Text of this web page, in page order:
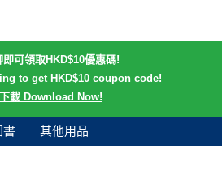
即可領取HKD$10優惠碼!
to get HKD$10 coupon code!
載 Download Now!
書 其他用品